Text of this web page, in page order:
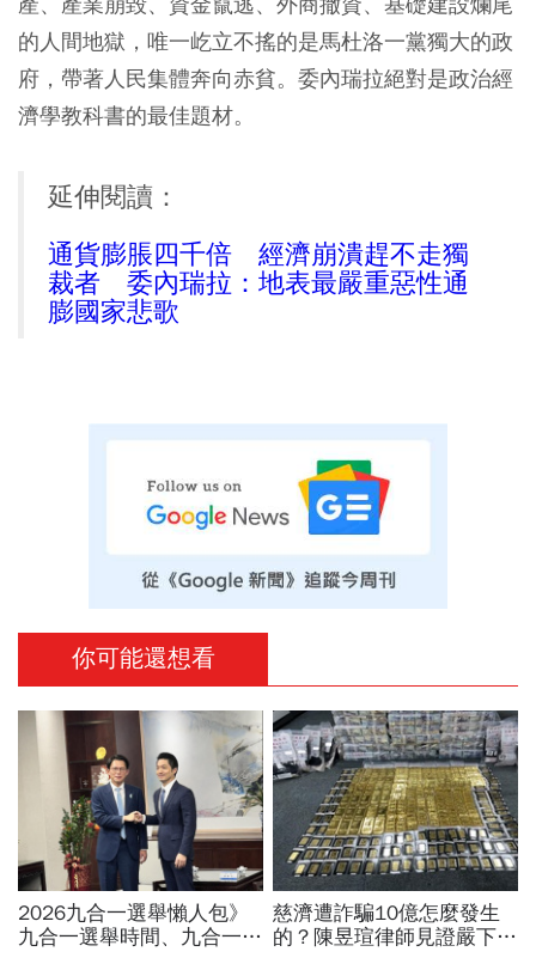
的人間地獄，唯一屹立不搖的是馬杜洛一黨獨大的政
府，帶著人民集體奔向赤貧。委內瑞拉絕對是政治經
濟學教科書的最佳題材。
延伸閱讀：
通貨膨脹四千倍 經濟崩潰趕不走獨
裁者 委內瑞拉：地表最嚴重惡性通
膨國家悲歌
你可能還想看
2026九合一選舉懶人包》
九合一選舉時間、九合一選
慈濟遭詐騙10億怎麼發生
的？陳昱瑄律師見證嚴下跪